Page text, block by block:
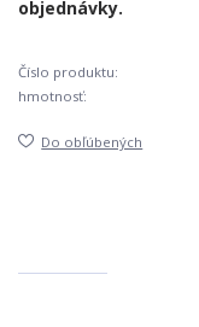
Číslo produktu:
hmotnosť:
Do obľúbených